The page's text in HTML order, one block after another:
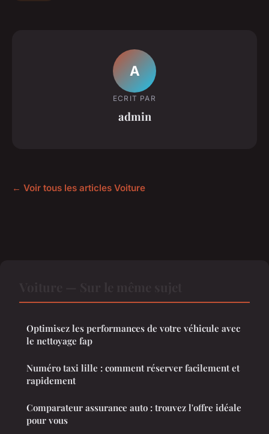
A
ECRIT PAR
admin
← Voir tous les articles Voiture
Optimisez les performances de votre véhicule avec
le nettoyage fap
Numéro taxi lille : comment réserver facilement et
rapidement
Comparateur assurance auto : trouvez l'offre idéale
pour vous